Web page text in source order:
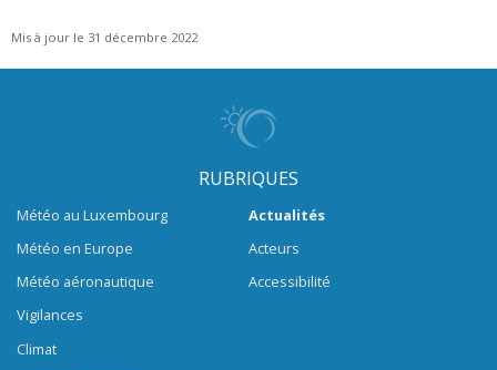
Mis à jour le 31 décembre 2022
RUBRIQUES
Météo au Luxembourg
Météo en Europe
Météo aéronautique
Vigilances
Climat
Actualités
Acteurs
Accessibilité